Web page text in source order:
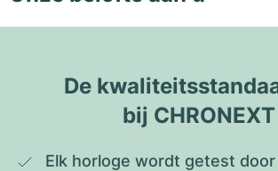
De
bij CHRONEXT
Elk horloge wordt getest door